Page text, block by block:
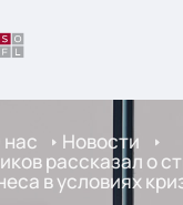
Новости
рассказал о
в условиях